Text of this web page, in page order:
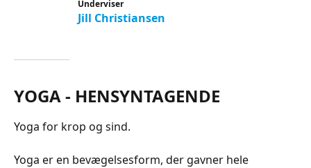
Underviser
Jill Christiansen
YOGA - HENSYNTAGENDE
Yoga for krop og sind.
Yoga er en bevægelsesform, der gavner hele